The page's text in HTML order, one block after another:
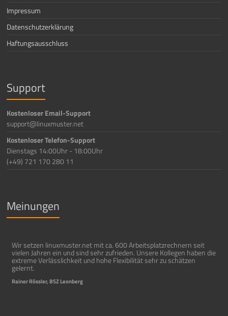
Impressum
Datenschutzerklärung
Haftungsausschluss
Support
Kostenloser Email-Support
support@linuxmuster.net
Kostenloser Telefon-Support
Dienstags 14:00Uhr - 18:00Uhr
(+49) 721 170 280 11
Meinungen
Wir setzen linuxmuster.net mit ca. 600 Arbeitsplatzrechnern seit
vielen Jahren ein und sind sehr zufrieden. Unsere Kollegen haben die
extreme Verlässlichkeit und hohe Flexibilität sehr zu schätzen
gelernt.
Rainer Rössler, BSZ Leonberg